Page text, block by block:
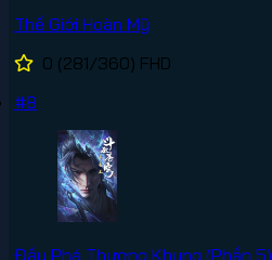
Thế Giới Hoàn Mỹ
0 (281/360) FHD
#8
Đấu Phá Thương Khung (Phần 5)